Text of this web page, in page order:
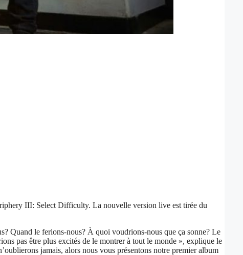
III: Select Difficulty. La nouvelle version live est tirée du
Quand le ferions-nous? À quoi voudrions-nous que ça sonne? Le
pas être plus excités de le montrer à tout le monde », explique le
jamais, alors nous vous présentons notre premier album